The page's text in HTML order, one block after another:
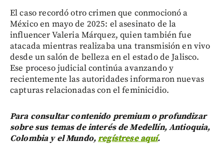
El caso recordó otro crimen que conmocionó a
México en mayo de 2025: el asesinato de la
influencer Valeria Márquez, quien también fue
atacada mientras realizaba una transmisión en vivo
desde un salón de belleza en el estado de Jalisco.
Ese proceso judicial continúa avanzando y
recientemente las autoridades informaron nuevas
capturas relacionadas con el feminicidio.
Para consultar contenido premium o profundizar
sobre sus temas de interés de Medellín, Antioquia,
Colombia y el Mundo,regístrese aquí.